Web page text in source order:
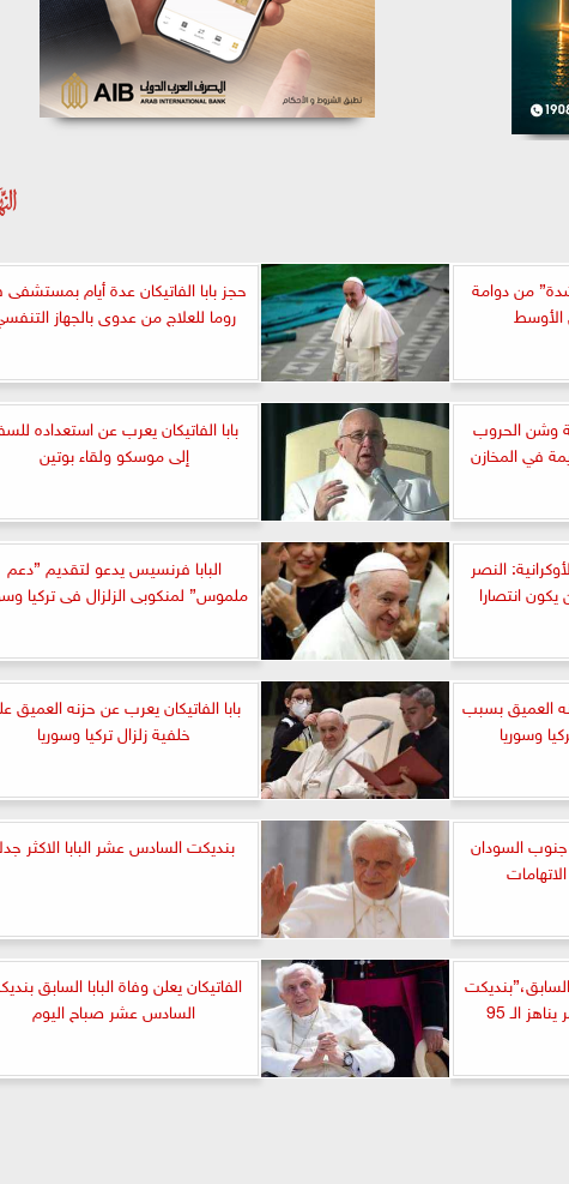
من دوامة
حجز بابا الفاتيكان عدة أيام
روما للعلاج من عدوى بالجهاز
وشن الحروب
في المخازن
بابا الفاتيكان يعرب عن استعداده
إلى موسكو ولقاء بوتين
النصر
انتصارا
البابا فرنسيس يدعو لتقديم ”دعم
ملموس” لمنكوبى الزلزال فى تركيا
العميق بسبب
وسوريا
بابا الفاتيكان يعرب عن حزنه العميق
خلفية زلزال تركيا وسوريا
جنوب السودان
بنديكت السادس عشر البابا الاكثر
السابق،”بنديكت
الـ 95
الفاتيكان يعلن وفاة البابا السابق
السادس عشر صباح اليوم